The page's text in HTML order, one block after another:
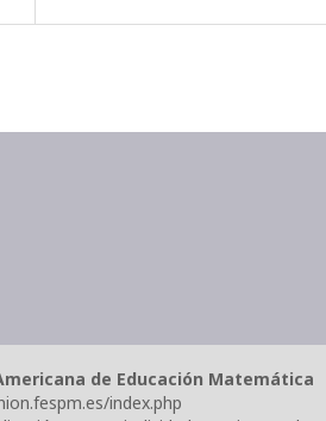
de Educación Matemática
index.php